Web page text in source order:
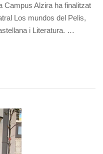
Campus Alzira ha finalitzat
Los mundos del Pelis,
i Literatura. …